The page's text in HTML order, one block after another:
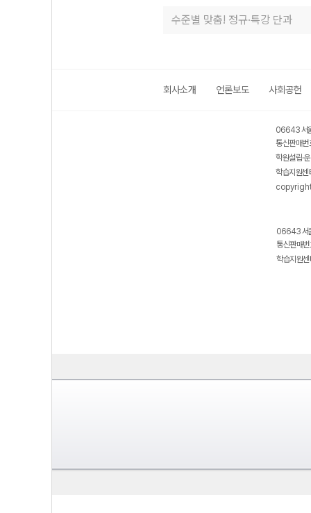
수준별 맞춤! 정규·특강 단과
회사소개 언론보도 사회공헌
06643 서
통신판매
학원설립·
학습지원
06643 서
통신판매
학습지원